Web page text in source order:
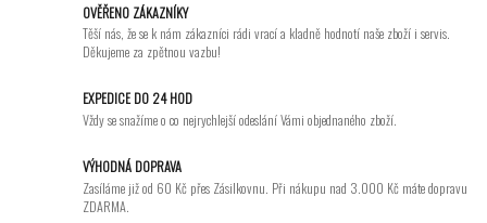
OVĚŘENO ZÁKAZNÍKY
Těší nás, že se k nám zákazníci rádi vrací a kladně hodnotí naše zboží i servis.
Děkujeme za zpětnou vazbu!
EXPEDICE DO 24 HOD
Vždy se snažíme o co nejrychlejší odeslání Vámi objednaného zboží.
VÝHODNÁ DOPRAVA
Zasíláme již od 60 Kč přes Zásilkovnu. Při nákupu nad 3.000 Kč máte dopravu
ZDARMA.